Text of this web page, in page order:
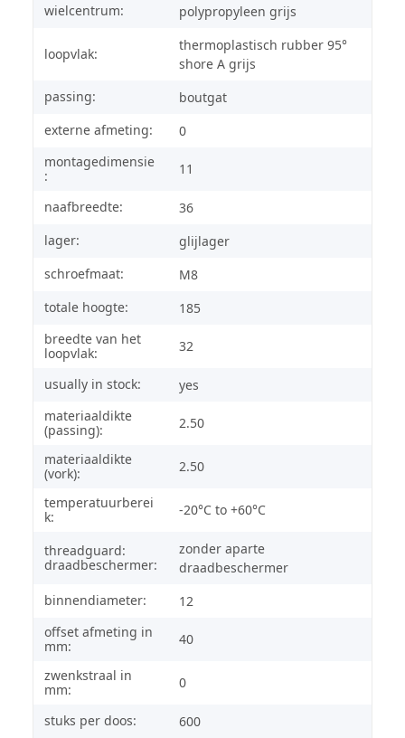
wielcentrum:
polypropyleen grijs
loopvlak:
thermoplastisch rubber 95°
shore A grijs
passing:
boutgat
externe afmeting:
0
montagedimensie
:
11
naafbreedte:
36
lager:
glijlager
schroefmaat:
M8
totale hoogte:
185
breedte van het
loopvlak:
32
usually in stock:
yes
materiaaldikte
(passing):
2.50
materiaaldikte
(vork):
2.50
temperatuurberei
k:
-20°C to +60°C
threadguard:
draadbeschermer:
zonder aparte
draadbeschermer
binnendiameter:
12
offset afmeting in
mm:
40
zwenkstraal in
mm:
0
stuks per doos: 600